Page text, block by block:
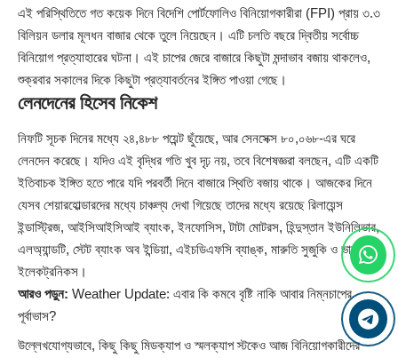
এই পরিস্থিতিতে গত কয়েক দিনে বিদেশি পোর্টফোলিও বিনিয়োগকারীরা (FPI) প্রায় ৩.৩
বিলিয়ন ডলার মূলধন বাজার থেকে তুলে নিয়েছেন। এটি চলতি বছরে দ্বিতীয় সর্বোচ্চ
বিনিয়োগ প্রত্যাহারের ঘটনা। এই চাপের জেরে বাজারে কিছুটা মন্দাভাব বজায় থাকলেও,
শুক্রবার সকালের দিকে কিছুটা প্রত্যাবর্তনের ইঙ্গিত পাওয়া গেছে।
লেনদেনের হিসেব নিকেশ
নিফটি সূচক দিনের মধ্যে ২৪,৪৮৮ পয়েন্ট ছুঁয়েছে, আর সেনসেক্স ৮০,০৬৮-এর ঘরে
লেনদেন করেছে। যদিও এই বৃদ্ধির গতি খুব দৃঢ় নয়, তবে বিশেষজ্ঞরা বলছেন, এটি একটি
ইতিবাচক ইঙ্গিত হতে পারে যদি পরবর্তী দিনে বাজারে স্থিতি বজায় থাকে। আজকের দিনে
যেসব শেয়ারহোল্ডারদের মধ্যে চাঞ্চল্য দেখা গিয়েছে তাদের মধ্যে রয়েছে রিলায়েন্স
ইন্ডাস্ট্রিজ, আইসিআইসিআই ব্যাংক, ইনফোসিস, টাটা মোটরস, হিন্দুস্তান ইউনিলিভার,
এলঅ্যান্ডটি, স্টেট ব্যাংক অব ইন্ডিয়া, এইচডিএফসি ব্যাঙ্ক, মারুতি সুজুকি ও ভারত
ইলেকট্রনিকস।
আরও পড়ুন: Weather Update: এবার কি কমবে বৃষ্টি নাকি আবার নিম্নচাপের
পূর্বাভাস?
উল্লেখযোগ্যভাবে, কিছু কিছু মিডক্যাপ ও স্মলক্যাপ স্টকেও আজ বিনিয়োগকারীদের